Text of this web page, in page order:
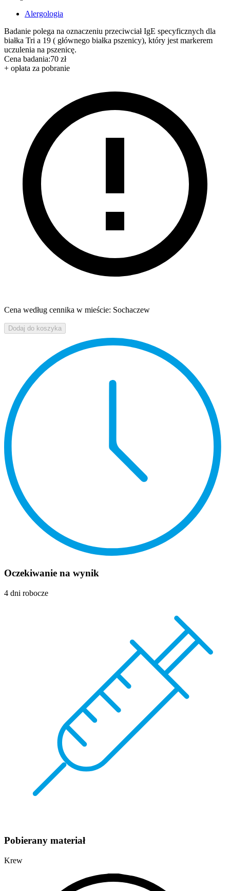
Alergologia
Badanie polega na oznaczeniu przeciwciał IgE specyficznych dla
białka Tri a 19 ( głównego białka pszenicy), który jest markerem
uczulenia na pszenicę.
Cena badania:70 zł
+ opłata za pobranie
Cena według cennika w mieście: Sochaczew
Dodaj do koszyka
Oczekiwanie na wynik
4 dni robocze
Pobierany materiał
Krew